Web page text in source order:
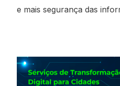
e mais segurança das